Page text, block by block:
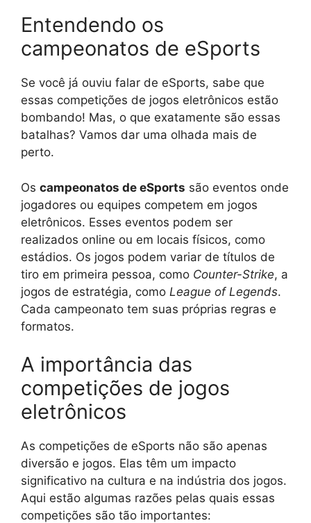
Entendendo os
campeonatos de eSports
Se você já ouviu falar de eSports, sabe que
essas competições de jogos eletrônicos estão
bombando! Mas, o que exatamente são essas
batalhas? Vamos dar uma olhada mais de
perto.
Os campeonatos de eSports são eventos onde
jogadores ou equipes competem em jogos
eletrônicos. Esses eventos podem ser
realizados online ou em locais físicos, como
estádios. Os jogos podem variar de títulos de
tiro em primeira pessoa, como Counter-Strike, a
jogos de estratégia, como League of Legends.
Cada campeonato tem suas próprias regras e
formatos.
A importância das
competições de jogos
eletrônicos
As competições de eSports não são apenas
diversão e jogos. Elas têm um impacto
significativo na cultura e na indústria dos jogos.
Aqui estão algumas razões pelas quais essas
competições são tão importantes: